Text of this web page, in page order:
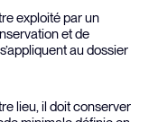
exploité par un
et de
au dossier
lieu, il doit conserver